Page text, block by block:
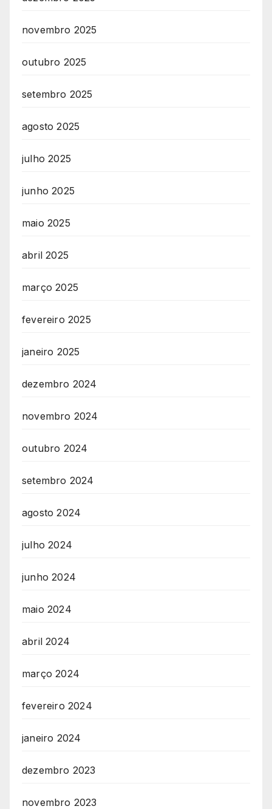
novembro 2025
outubro 2025
setembro 2025
agosto 2025
julho 2025
junho 2025
maio 2025
abril 2025
março 2025
fevereiro 2025
janeiro 2025
dezembro 2024
novembro 2024
outubro 2024
setembro 2024
agosto 2024
julho 2024
junho 2024
maio 2024
abril 2024
março 2024
fevereiro 2024
janeiro 2024
dezembro 2023
novembro 2023